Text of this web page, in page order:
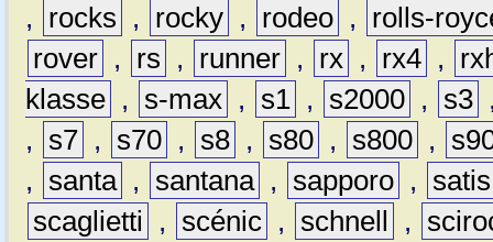
,
rocks , rocky , rodeo ,
rolls-
rover , rs , runner , rx , rx4 ,
klasse , s-max , s1 , s2000 , s3
,
s7 , s70 , s8 , s80 , s800 ,
,
santa , santana , sapporo ,
satis
scaglietti
, scénic , schnell ,